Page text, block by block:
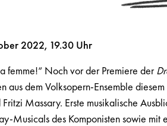
2022, 19.30 Uhr
femme!“ Noch vor der Premiere der
aus dem Volksopern-Ensemble
Fritzi Massary. Erste musikalische
Musicals des Komponisten sowie mit